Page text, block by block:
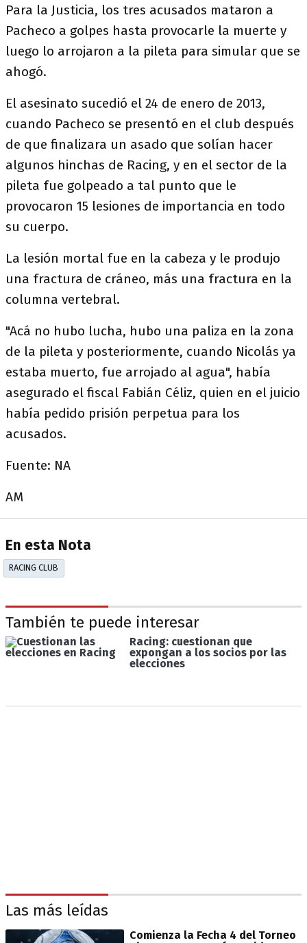
Para la Justicia, los tres acusados mataron a
Pacheco a golpes hasta provocarle la muerte y
luego lo arrojaron a la pileta para simular que se
ahogó.
El asesinato sucedió el 24 de enero de 2013,
cuando Pacheco se presentó en el club después
de que finalizara un asado que solían hacer
algunos hinchas de Racing, y en el sector de la
pileta fue golpeado a tal punto que le
provocaron 15 lesiones de importancia en todo
su cuerpo.
La lesión mortal fue en la cabeza y le produjo
una fractura de cráneo, más una fractura en la
columna vertebral.
"Acá no hubo lucha, hubo una paliza en la zona
de la pileta y posteriormente, cuando Nicolás ya
estaba muerto, fue arrojado al agua", había
asegurado el fiscal Fabián Céliz, quien en el juicio
había pedido prisión perpetua para los
acusados.
Fuente: NA
AM
En esta Nota
RACING CLUB
También te puede interesar
Racing: cuestionan que
expongan a los socios por las
elecciones
Las más leídas
Comienza la Fecha 4 del Torneo